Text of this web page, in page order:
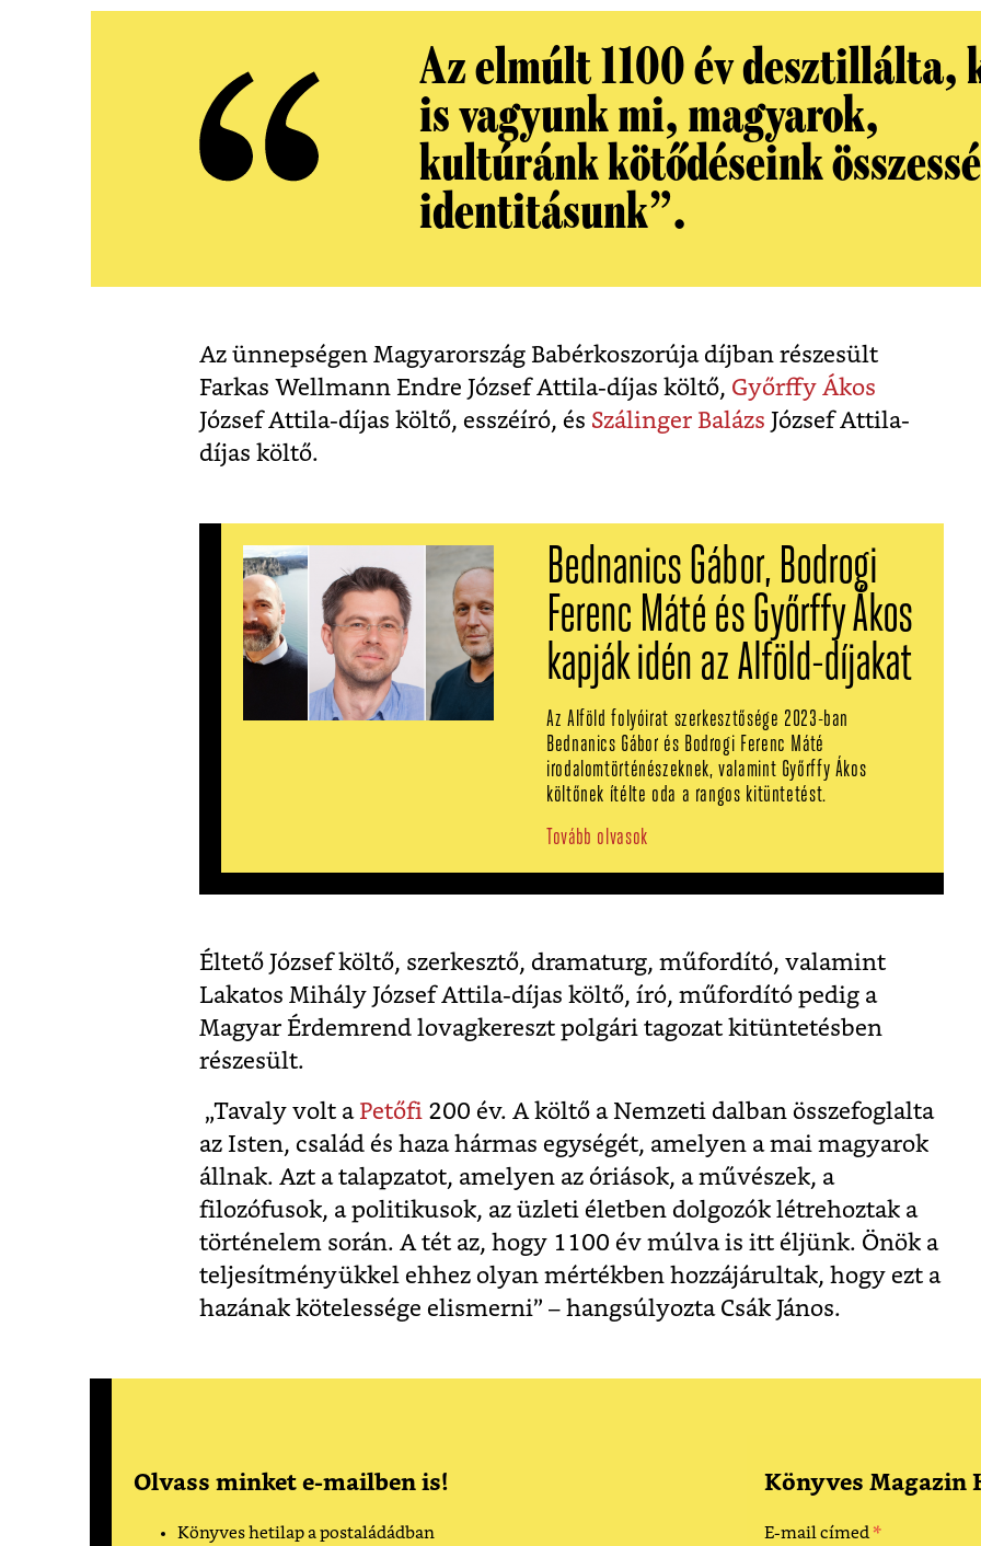
Az elmúlt 1100 év desztillálta,
is vagyunk mi, magyarok,
kultúránk kötődéseink
identitásunk”.
Az ünnepségen Magyarország Babérkoszorúja díjban részesült
Farkas Wellmann Endre József Attila-díjas költő, Győrffy Ákos
József Attila-díjas költő, esszéíró, és Szálinger Balázs József Attila-
díjas költő.
Bednanics Gábor, Bodrogi
Ferenc Máté és Győrffy Ákos
kapják idén az Alföld-díjakat
Az Alföld folyóirat szerkesztősége 2023-ban
Bednanics Gábor és Bodrogi Ferenc Máté
irodalomtörténészeknek, valamint Győrffy Ákos
költőnek ítélte oda a rangos kitüntetést.
Tovább olvasok
Éltető József költő, szerkesztő, dramaturg, műfordító, valamint
Lakatos Mihály József Attila-díjas költő, író, műfordító pedig a
Magyar Érdemrend lovagkereszt polgári tagozat kitüntetésben
részesült.
„Tavaly volt a Petőfi 200 év. A költő a Nemzeti dalban összefoglalta
az Isten, család és haza hármas egységét, amelyen a mai magyarok
állnak. Azt a talapzatot, amelyen az óriások, a művészek, a
filozófusok, a politikusok, az üzleti életben dolgozók létrehoztak a
történelem során. A tét az, hogy 1100 év múlva is itt éljünk. Önök a
teljesítményükkel ehhez olyan mértékben hozzájárultak, hogy ezt a
hazának kötelessége elismerni” – hangsúlyozta Csák János.
Olvass minket e-mailben is!
Könyves hetilap a postaládádban
Könyves Magazin
E-mail címed*